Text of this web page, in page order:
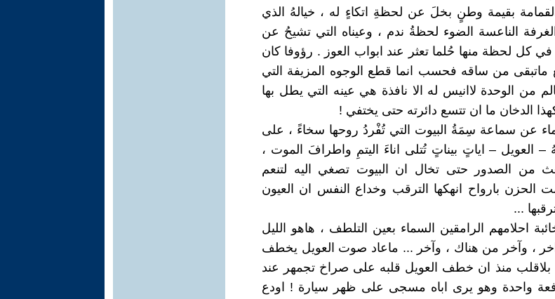
بقيمة وطنٍ بخلَ عن لحظةِ اتكاءٍ له ، خيالهُ الذي
الناعسة الضوء لحظةُ ندم ، وعيناه التي تشيحُ عن
كل لحظة منها حُلما تعثر عند ابواب العوز . رؤوفا كان
من ساقه فحسب انما قطع الوجوه المزيفة التي
من الوحدة لاانيس له الا نافذة هي عينه التي يطل بها
كهذا الدخان ما ان تتسع دائرته حتى يختفي !
عن سماعة سِمَةُ البيوت التي تُفْردُ روحها سخاءً ، على
– العويل – اياتٍ بيناتٍ تُتلى اناءَ اليتمِ واطرافَ الموت ،
من الصدور حتى تخال ان البيوت تصغي اليه لتنعم
الحزن بارواح انهكها الترقب وخداع النفس ان العيون
...
احلامهم الرامقين السماء بعين التلطف ، هاهو الليل
، وآخر من هناك ، وآخر ... ماعاد صوت العويل يخطف
بلاقلب منذ ان خطف العويل قلبه على صراخ تجمهر عند
واحدة وهو يرى اباه مسجى على ظهر سيارة ! اودع